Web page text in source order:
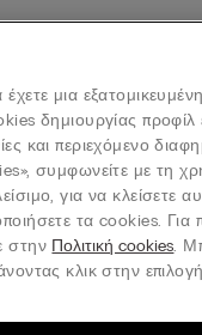
από Μαλλί και
μια
δημιουργίας προφίλ
και περιεχόμενο
συμφωνείτε με τη
για να κλείσετε
τα cookies. Για
στην Πολιτική cookies.
κλικ στην επιλογή